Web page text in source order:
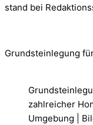
stand bei
Grundsteinlegung
zahlreicher
Umgebung |